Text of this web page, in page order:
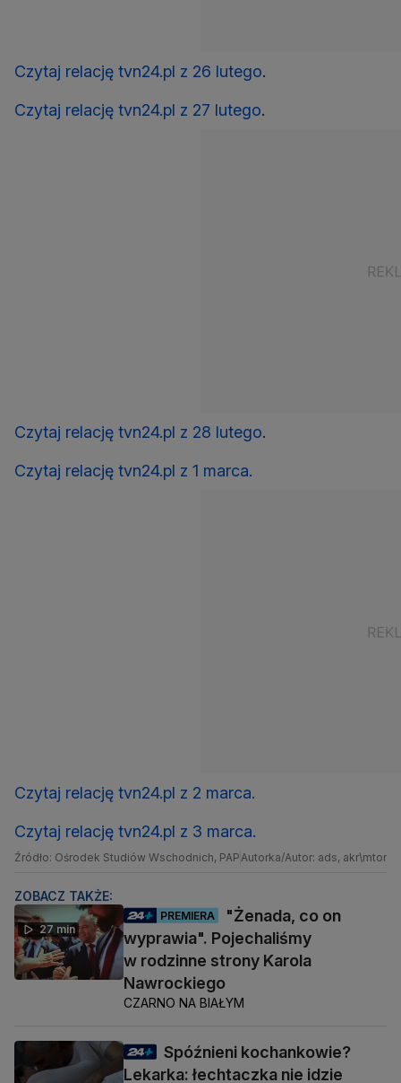
Czytaj relację tvn24.pl z 26 lutego.
Czytaj relację tvn24.pl z 27 lutego.
Czytaj relację tvn24.pl z 28 lutego.
Czytaj relację tvn24.pl z 1 marca.
Czytaj relację tvn24.pl z 2 marca.
Czytaj relację tvn24.pl z 3 marca.
Źródło: Ośrodek Studiów Wschodnich, PAPAutorka/Autor: ads, akr\mtom,
ZOBACZ TAKŻE:
27 min
PREMIERA
"Żenada, co on
wyprawia". Pojechaliśmy
w rodzinne strony Karola
Nawrockiego
CZARNO NA BIAŁYM
Spóźnieni kochankowie?
Lekarka: łechtaczka nie idzie